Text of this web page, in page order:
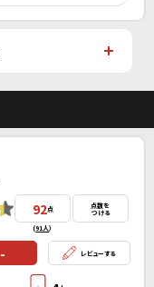
92点
(91人）
点数を
つける
- レビューする